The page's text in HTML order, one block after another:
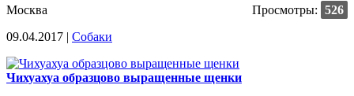
Москва
Просмотры: 526
09.04.2017 | Собаки
Чихуахуа образцово выращенные щенки